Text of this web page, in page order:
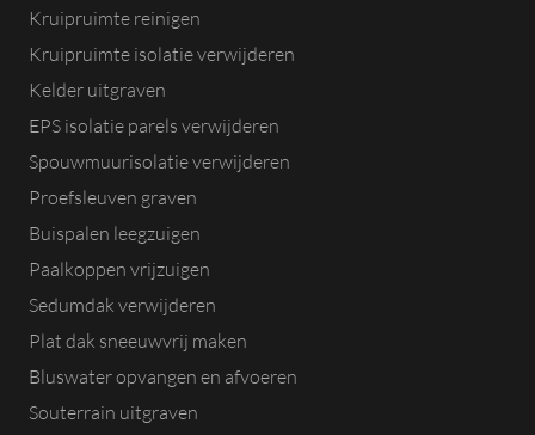
Kruipruimte reinigen
Kruipruimte isolatie verwijderen
Kelder uitgraven
EPS isolatie parels verwijderen
Spouwmuurisolatie verwijderen
Proefsleuven graven
Buispalen leegzuigen
Paalkoppen vrijzuigen
Sedumdak verwijderen
Plat dak sneeuwvrij maken
Bluswater opvangen en afvoeren
Souterrain uitgraven